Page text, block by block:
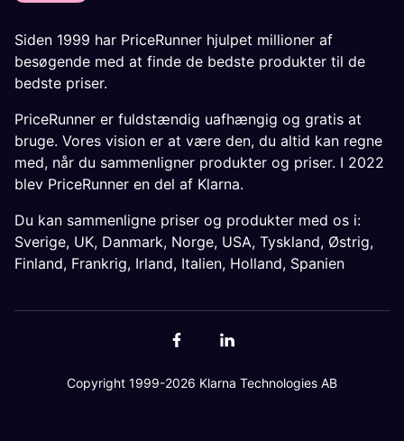
Siden 1999 har PriceRunner hjulpet millioner af
besøgende med at finde de bedste produkter til de
bedste priser.
PriceRunner er fuldstændig uafhængig og gratis at
bruge. Vores vision er at være den, du altid kan regne
med, når du sammenligner produkter og priser. I 2022
blev PriceRunner en del af Klarna.
Du kan sammenligne priser og produkter med os i:
Sverige, UK, Danmark, Norge, USA, Tyskland, Østrig,
Finland, Frankrig, Irland, Italien, Holland, Spanien
Copyright 1999-2026 Klarna Technologies AB